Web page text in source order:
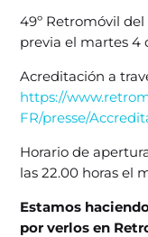
49º Retromóvil
previa el martes 4
Acreditación a
https://
FR/presse/
Horario de
las 22.00 horas el
Estamos
por verlos en